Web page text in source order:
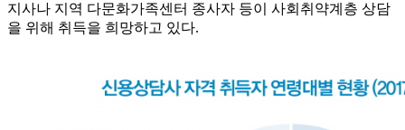
지사나 지역 다문화가족센터 종사자 등이 사회취약계층 상담
을 위해 취득을 희망하고 있다.